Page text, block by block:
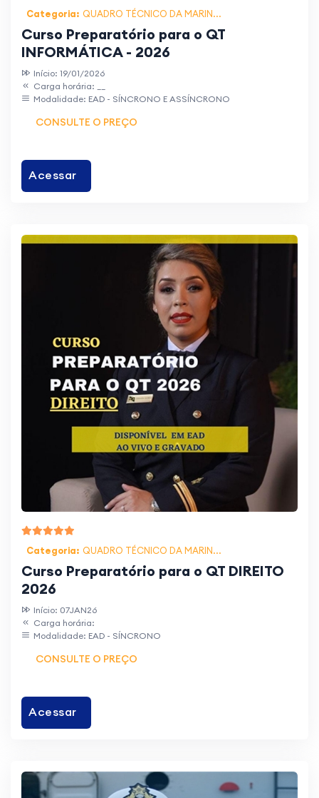
Categoria: QUADRO TÉCNICO DA MARIN...
Curso Preparatório para o QT
INFORMÁTICA - 2026
Início: 19/01/2026
Carga horária: __
Modalidade: EAD - SÍNCRONO E ASSÍNCRONO
CONSULTE O PREÇO
Acessar
Categoria: QUADRO TÉCNICO DA MARIN...
Curso Preparatório para o QT DIREITO
2026
Início: 07JAN26
Carga horária:
Modalidade: EAD - SÍNCRONO
CONSULTE O PREÇO
Acessar